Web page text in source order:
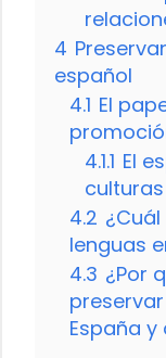
4
español
4.1 El
4.1.1 El
culturas
4.2
lenguas
4.3 ¿Por
España